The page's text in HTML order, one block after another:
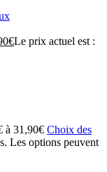
€Le prix actuel est :
à 31,90€ Choix des
Les options peuvent